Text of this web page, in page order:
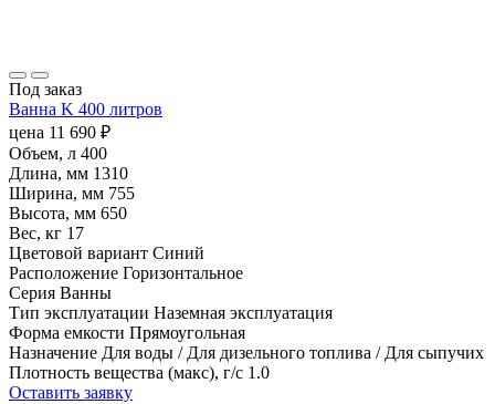
Под заказ
Ванна K 400 литров
цена 11 690 ₽
Объем, л 400
Длина, мм 1310
Ширина, мм 755
Высота, мм 650
Вес, кг 17
Цветовой вариант Синий
Расположение Горизонтальное
Серия Ванны
Тип эксплуатации Наземная эксплуатация
Форма емкости Прямоугольная
Назначение Для воды / Для дизельного топлива / Для сыпучих
Плотность вещества (макс), г/с 1.0
Оставить заявку